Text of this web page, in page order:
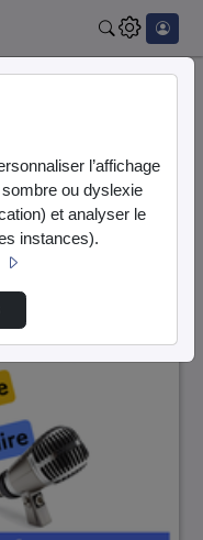
l’affichage
ou dyslexie
et analyser le
instances).